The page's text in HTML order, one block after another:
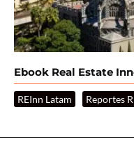
Ebook Real Estate
REInn Latam Reportes